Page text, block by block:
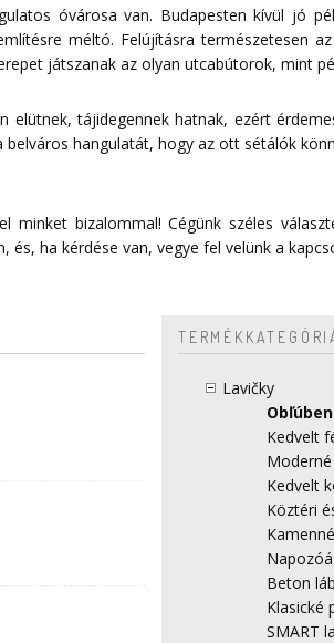
óvárosa van. Budapesten kívül jó
méltó. Felújításra természetesen
játszanak az olyan utcabútorok, mint
tájidegennek hatnak, ezért
belváros hangulatát, hogy az ott sétálók
minket bizalommal! Cégünk széles
és, ha kérdése van, vegye fel velünk a
Lavičky
Kedvelt
Kedvelt
Köztéri
Beton
Klasické
SMART